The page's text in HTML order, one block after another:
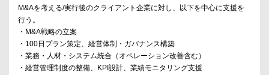
M&Aを考える/実行後のクライアント企業に対し、以下を中心に支援を
行う。
・M&A戦略の立案
・100日プラン策定、経営体制・ガバナンス構築
・業務・人材・システム統合（オペレーション改善含む）
・経営管理制度の整備、KPI設計、業績モニタリング支援